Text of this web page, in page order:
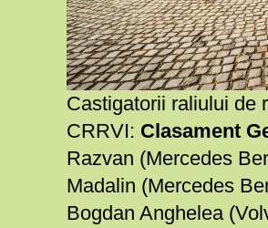
Castigatorii raliului de
CRRVI: Clasament
Razvan (Mercedes
Madalin (Mercedes
Bogdan Anghelea